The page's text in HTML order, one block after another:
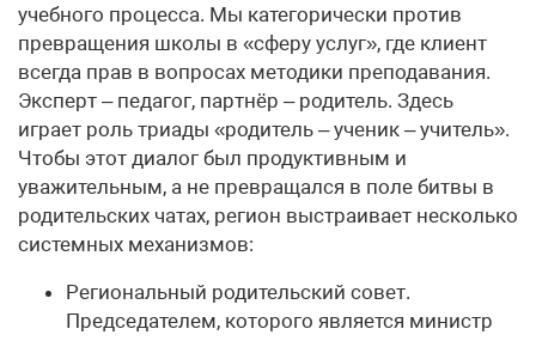
учебного процесса. Мы категорически против
превращения школы в «сферу услуг», где клиент
всегда прав в вопросах методики преподавания.
Эксперт – педагог, партнёр – родитель. Здесь
играет роль триады «родитель – ученик – учитель».
Чтобы этот диалог был продуктивным и
уважительным, а не превращался в поле битвы в
родительских чатах, регион выстраивает несколько
системных механизмов:
Региональный родительский совет.
Председателем, которого является министр